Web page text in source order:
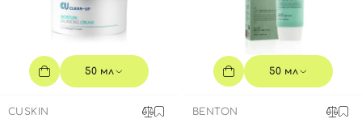
50 мл
CUSKIN
50 мл
BENTON